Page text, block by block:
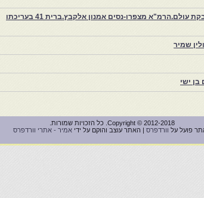
צפרו – קהילה יהודית קטנה במרוקו, ויצירת חכמיה חובקת עולם.הרמ"א מצפרו-נסים אמנון אלקבץ.ברית 41 בעריכתו
שמיר
ישי
Copyright © 2012-2018. כל הזכויות שמורות.
פועל על וורדפרס | האתר עוצב והוקם על ידי אמיר - אתרי וורדפרס